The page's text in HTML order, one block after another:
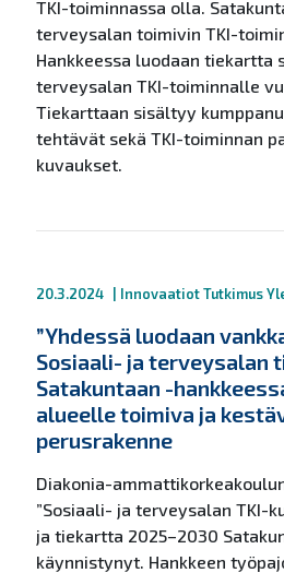
TKI-toiminnassa olla.
terveysalan toimivin TKI-
Hankkeessa luodaan tiekartta
terveysalan TKI-toiminnalle
Tiekarttaan sisältyy
tehtävät sekä TKI-toiminnan
kuvaukset.
20.3.2024 InnovaatiotTutkimus
”Yhdessä luodaan
Sosiaali- ja terveysalan
Satakuntaan -
alueelle toimiva ja
perusrakenne
Diakonia-
”Sosiaali- ja terveysalan TKI-
ja tiekartta 2025–2030
käynnistynyt. Hankkeen